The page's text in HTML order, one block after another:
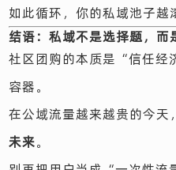
如此循环，你的私域池子
结语：私域不是选择题，而
社区团购的本质是“信任经
容器。
在公域流量越来越贵的今天，
未来。